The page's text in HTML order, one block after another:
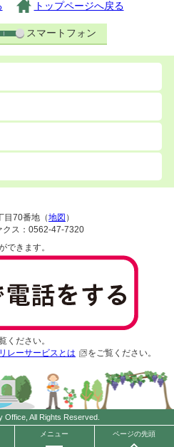
トップページへ戻る
スマートフォン
メニュー ページの先頭
目70番地（地図 ）
ス：0562-47-7320
できます。
ください。
レーサービスとは をご覧ください。
All Rights Reserved.